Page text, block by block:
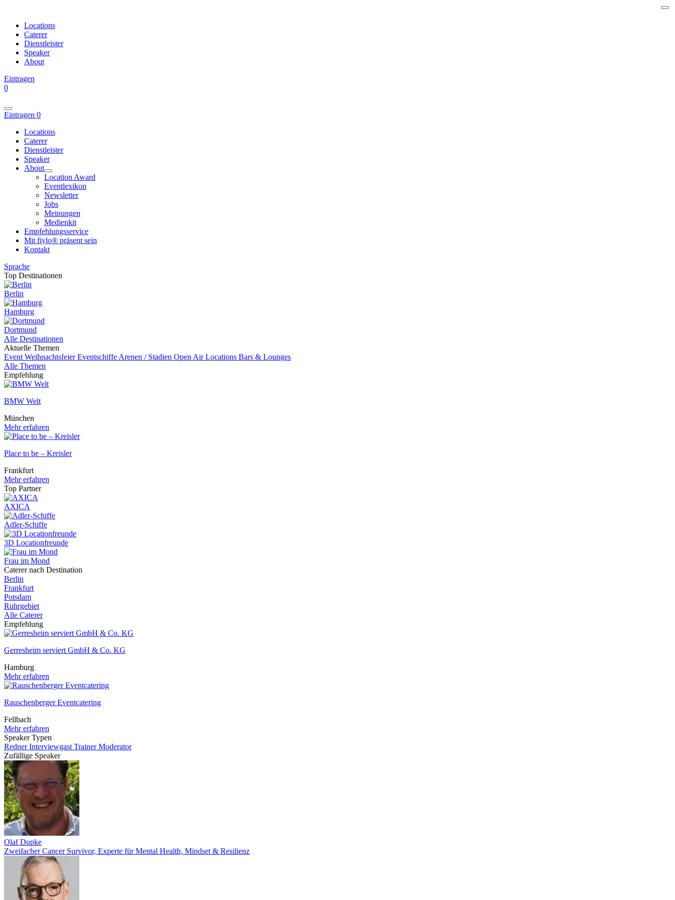
Locations
Caterer
Dienstleister
Speaker
About
Eintragen
0
Eintragen 0
Locations
Caterer
Dienstleister
Speaker
About
Location Award
Eventlexikon
Newsletter
Jobs
Meinungen
Medienkit
Empfehlungsservice
Mit fiylo® präsent sein
Kontakt
Sprache
Top Destinationen
Berlin
Hamburg
Dortmund
Alle Destinationen
Aktuelle Themen
Event WeihnachtsfeierEventschiffe Arenen / Stadien Open Air Locations Bars & Lounges
Alle Themen
Empfehlung
BMW Welt
München
Mehr erfahren
Place to be – Kreisler
Frankfurt
Mehr erfahren
Top Partner
AXICA
Adler-Schiffe
3D Locationfreunde
Frau im Mond
Caterer nach Destination
Berlin
Frankfurt
Potsdam
Ruhrgebiet
Alle Caterer
Empfehlung
Gerresheim serviert GmbH & Co. KG
Hamburg
Mehr erfahren
Rauschenberger Eventcatering
Fellbach
Mehr erfahren
Speaker Typen
RednerInterviewgast TrainerModerator
Zufällige Speaker
Olaf Dupke
Zweifacher Cancer Survivor, Experte für Mental Health, Mindset & Resilienz